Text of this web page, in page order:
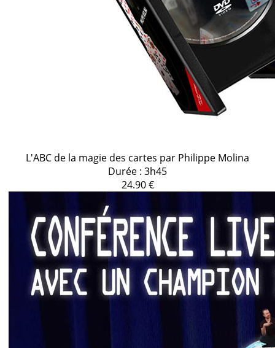
L'ABC de la magie des cartes par Philippe Molina
Durée : 3h45
24.90 €